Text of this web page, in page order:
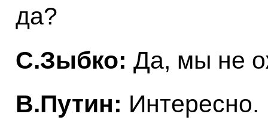
да?
С.Зыбко: Да, мы не
В.Путин: Интересно.